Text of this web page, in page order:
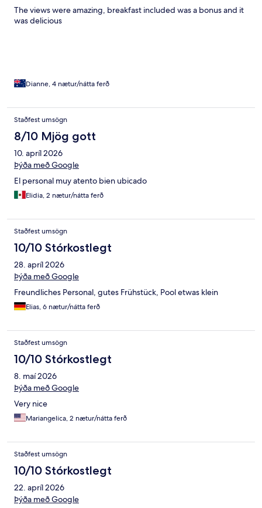
The views were amazing, breakfast included was a bonus and it
was delicious
Dianne, 4 nætur/nátta ferð
Staðfest umsögn
8/10 Mjög gott
10. apríl 2026
Þýða með Google
El personal muy atento bien ubicado
Elidia, 2 nætur/nátta ferð
Staðfest umsögn
10/10 Stórkostlegt
28. apríl 2026
Þýða með Google
Freundliches Personal, gutes Frühstück, Pool etwas klein
Elias, 6 nætur/nátta ferð
Staðfest umsögn
10/10 Stórkostlegt
8. maí 2026
Þýða með Google
Very nice
Mariangelica, 2 nætur/nátta ferð
Staðfest umsögn
10/10 Stórkostlegt
22. apríl 2026
Þýða með Google